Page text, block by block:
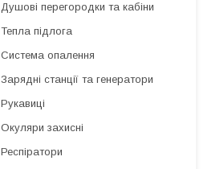
Душові перегородки та кабіни
Тепла підлога
Система опалення
Зарядні станції та генератори
Рукавиці
Окуляри захисні
Респіратори